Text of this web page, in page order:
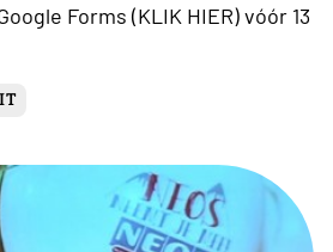
Forms (KLIK HIER) vóór 13